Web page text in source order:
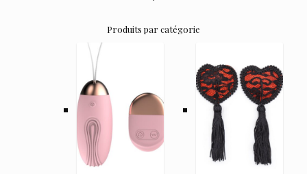
Produits par catégorie